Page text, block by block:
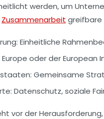
werden, um
Zusammenarbeit greifbare
Einheitliche
Europe oder der
Gemeinsame
Datenschutz, soziale
vor der